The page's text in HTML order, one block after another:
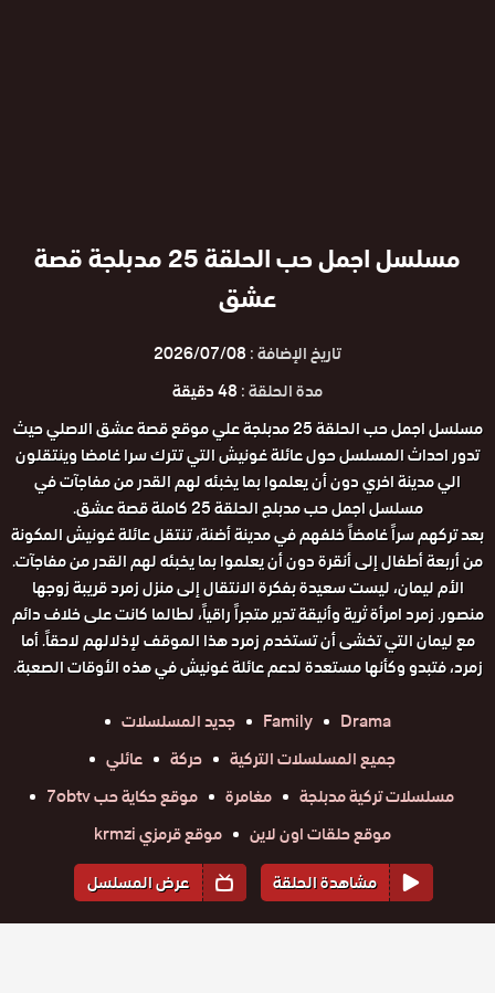
مسلسل اجمل حب الحلقة 25 مدبلجة قصة
عشق
تاريخ الإضافة :2026/07/08
مدة الحلقة :48 دقيقة
مسلسل اجمل حب الحلقة 25 مدبلجة علي موقع قصة عشق الاصلي حيث
تدور احداث المسلسل حول عائلة غونيش التي تترك سرا غامضا وينتقلون
الي مدينة اخري دون أن يعلموا بما يخبئه لهم القدر من مفاجآت في
مسلسل اجمل حب مدبلج الحلقة 25 كاملة قصة عشق.
بعد تركهم سراً غامضاً خلفهم في مدينة أضنة، تنتقل عائلة غونيش المكونة
من أربعة أطفال إلى أنقرة دون أن يعلموا بما يخبئه لهم القدر من مفاجآت.
الأم ليمان، ليست سعيدة بفكرة الانتقال إلى منزل زمرد قريبة زوجها
منصور. زمرد امرأة ثرية وأنيقة تدير متجراً راقياً، لطالما كانت على خلاف دائم
مع ليمان التي تخشى أن تستخدم زمرد هذا الموقف لإذلالهم لاحقاً. أما
زمرد، فتبدو وكأنها مستعدة لدعم عائلة غونيش في هذه الأوقات الصعبة.
Drama
Family
جديد المسلسلات
جميع المسلسلات التركية
حركة
عائلي
مسلسلات تركية مدبلجة
مغامرة
موقع حكاية حب 7obtv
موقع حلقات اون لاين
موقع قرمزي krmzi
مشاهدة الحلقة
عرض المسلسل